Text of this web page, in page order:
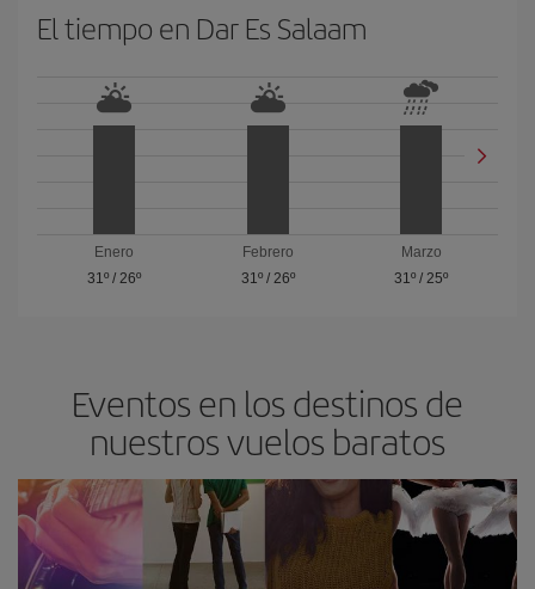
El tiempo en Dar Es Salaam
Enero
31º/ 26º
Febrero
31º/ 26º
Marzo
31º / 25º
Eventos en los destinos de
nuestros vuelos baratos